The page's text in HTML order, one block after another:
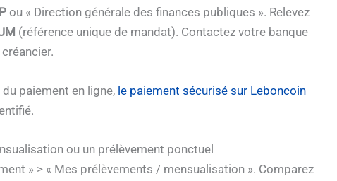
ou « Direction générale des finances publiques ». Relevez
(référence unique de mandat). Contactez votre banque
paiement en ligne, le paiement sécurisé sur Leboncoin
ou un prélèvement ponctuel
» > « Mes prélèvements / mensualisation ». Comparez